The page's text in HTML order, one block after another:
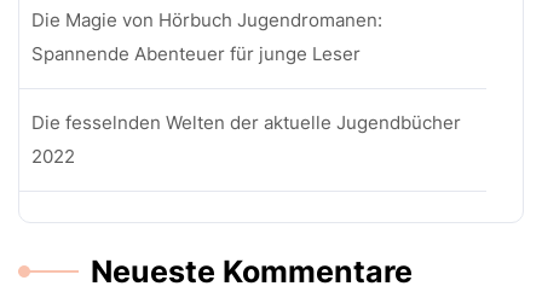
Die Magie von Hörbuch Jugendromanen:
Spannende Abenteuer für junge Leser
Die fesselnden Welten der aktuelle Jugendbücher
2022
Neueste Kommentare